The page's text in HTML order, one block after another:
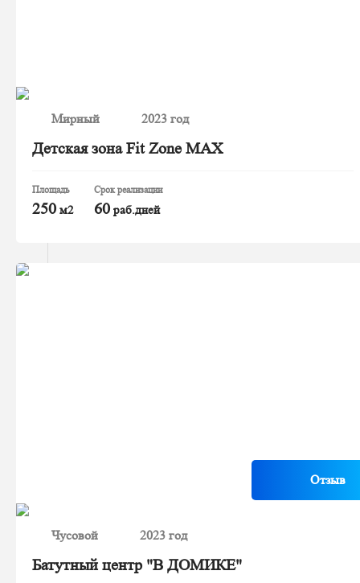
Мирный 2023 год
Детская зона Fit Zone MAX
Площадь
250 м2
Срок реализации
60 раб.дней
Чусовой 2023 год
Батутный центр "В ДОМИКЕ"
Отзыв